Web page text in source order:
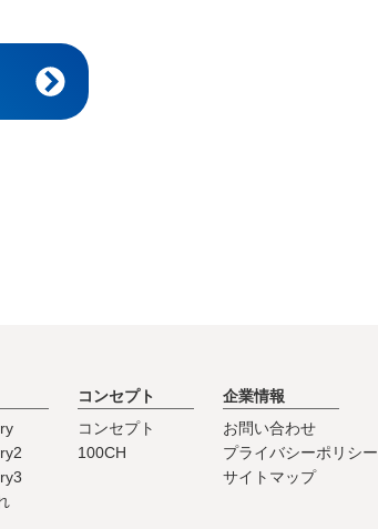
コンセプト
コンセプト
100CH
企業情報
お問い合わせ
プライバシーポリシー
サイトマップ